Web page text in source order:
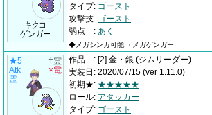
キクコ
ゲンガー
タイプ: ゴースト
攻撃技: ゴースト
弱点
: あく
◆メガシンカ可能: › メガゲンガー
★5
Atk
霊
†霊
×電
作品 : [2] 金・銀 (ジムリーダー)
実装日 : 2020/07/15 (ver 1.11.0)
初期★: ★★★★★
ロール: アタッカー
タイプ: ゴースト